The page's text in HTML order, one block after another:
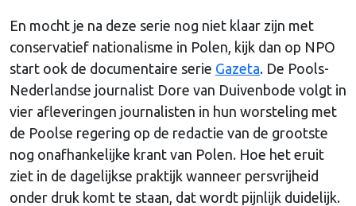
En mocht je na deze serie nog niet klaar zijn met
conservatief nationalisme in Polen, kijk dan op NPO
start ook de documentaire serie Gazeta. De Pools-
Nederlandse journalist Dore van Duivenbode volgt in
vier afleveringen journalisten in hun worsteling met
de Poolse regering op de redactie van de grootste
nog onafhankelijke krant van Polen. Hoe het eruit
ziet in de dagelijkse praktijk wanneer persvrijheid
onder druk komt te staan, dat wordt pijnlijk duidelijk.